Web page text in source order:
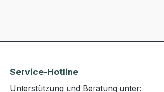
Service-Hotline
Unterstützung und Beratung unter: